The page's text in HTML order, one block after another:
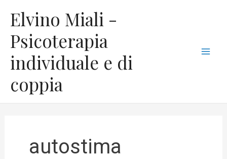
contenuto
Elvino Miali -
Psicoterapia
individuale e di
coppia
autostima
a
t
e
g
o
r